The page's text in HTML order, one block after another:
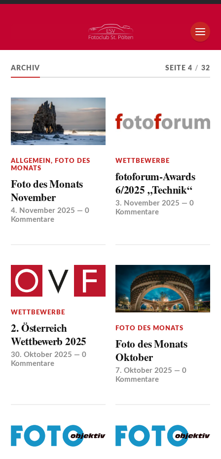
ARCHIV SEITE 4 / 32
ALLGEMEIN,
FOTO DES
MONATS
Foto des Monats
November
4. November 2025 —0
Kommentare
WETTBEWERBE
fotoforum-Awards
6/2025 „Technik“
3. November 2025 —0
Kommentare
WETTBEWERBE
2. Österreich
Wettbewerb 2025
30. Oktober 2025 —0
Kommentare
FOTO DES MONATS
Foto des Monats
Oktober
7. Oktober 2025 —0
Kommentare